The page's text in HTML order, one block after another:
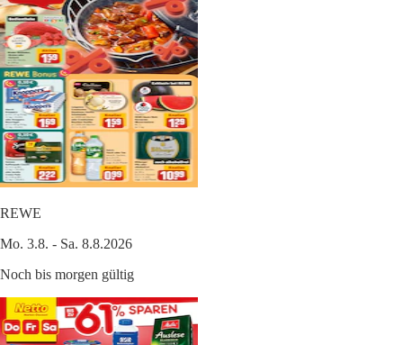
REWE
Mo. 3.8. - Sa. 8.8.2026
Noch bis morgen gültig